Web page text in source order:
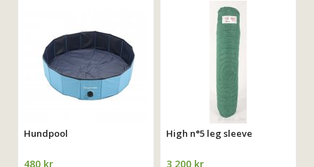
Hundpool
480 kr
High n°5 leg sleeve
3 200 kr